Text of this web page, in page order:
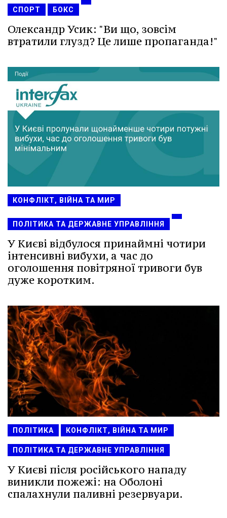
СПОРТ БОКС
Олександр Усик: "Ви що, зовсім
втратили глузд? Це лише пропаганда!"
КОНФЛІКТ, ВІЙНА ТА МИР
ПОЛІТИКА ТА ДЕРЖАВНЕ УПРАВЛІННЯ
У Києві відбулося принаймні чотири
інтенсивні вибухи, а час до
оголошення повітряної тривоги був
дуже коротким.
ПОЛІТИКА КОНФЛІКТ, ВІЙНА ТА МИР
ПОЛІТИКА ТА ДЕРЖАВНЕ УПРАВЛІННЯ
У Києві після російського нападу
виникли пожежі: на Оболоні
спалахнули паливні резервуари.